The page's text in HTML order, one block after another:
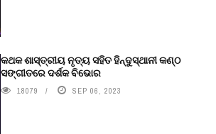
କଥକ ଶାସ୍ତ୍ରୀୟ ନୃତ୍ୟ ସହିତ ହିନ୍ଦୁସ୍ଥାନୀ କଣ୍ଠ
ସଙ୍ଗୀତରେ ଦର୍ଶକ ବିଭୋର
18079 SEP 06, 2023